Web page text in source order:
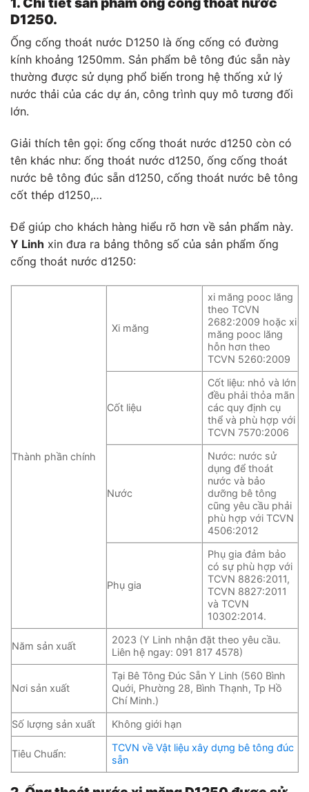
D1250.
Ống cống thoát nước D1250 là ống cống có đường
kính khoảng 1250mm. Sản phẩm bê tông đúc sẵn này
thường được sử dụng phổ biến trong hệ thống xử lý
nước thải của các dự án, công trình quy mô tương đối
lớn.
Giải thích tên gọi: ống cống thoát nước d1250 còn có
tên khác như: ống thoát nước d1250, ống cống thoát
nước bê tông đúc sẵn d1250, cống thoát nước bê tông
cốt thép d1250,…
Để giúp cho khách hàng hiểu rõ hơn về sản phẩm này.
Y Linh xin đưa ra bảng thông số của sản phẩm ống
cống thoát nước d1250:
Thành phần chính
Xi măng
xi măng pooc lăng
theo TCVN
2682:2009 hoặc xi
măng pooc lăng
hỗn hơn theo
TCVN 5260:2009
Cốt liệu
Cốt liệu: nhỏ và lớn
đều phải thỏa mãn
các quy định cụ
thể và phù hợp với
TCVN 7570:2006
Nước
Nước: nước sử
dụng để thoát
nước và bảo
dưỡng bê tông
cũng yêu cầu phải
phù hợp với TCVN
4506:2012
Phụ gia
Phụ gia đảm bảo
có sự phù hợp với
TCVN 8826:2011,
TCVN 8827:2011
và TCVN
10302:2014.
Năm sản xuất
2023 (Y Linh nhận đặt theo yêu cầu.
Liên hệ ngay: 091 817 4578)
Nơi sản xuất
Tại Bê Tông Đúc Sẵn Y Linh (560 Bình
Quới, Phường 28, Bình Thạnh, Tp Hồ
Chí Minh.)
Số lượng sản xuất
Không giới hạn
Tiêu Chuẩn:
TCVN về Vật liệu xây dựng bê tông đúc
sẵn